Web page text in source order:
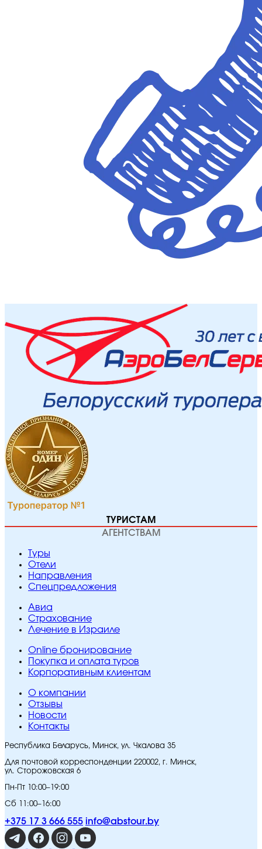
ТУРИСТАМ
АГЕНТСТВАМ
Туры
Отели
Направления
Спецпредложения
Авиа
Страхование
Лечение в Израиле
Online бронирование
Покупка и оплата туров
Корпоративным клиентам
O компании
Отзывы
Новости
Контакты
Республика Беларусь, Минск, ул. Чкалова 35
Для почтовой корреспонденции 220002, г. Минск,
ул. Сторожовская 6
Пн-Пт 10:00–19:00
Сб 11:00–16:00
+375 17 3 666 555 info@abstour.by